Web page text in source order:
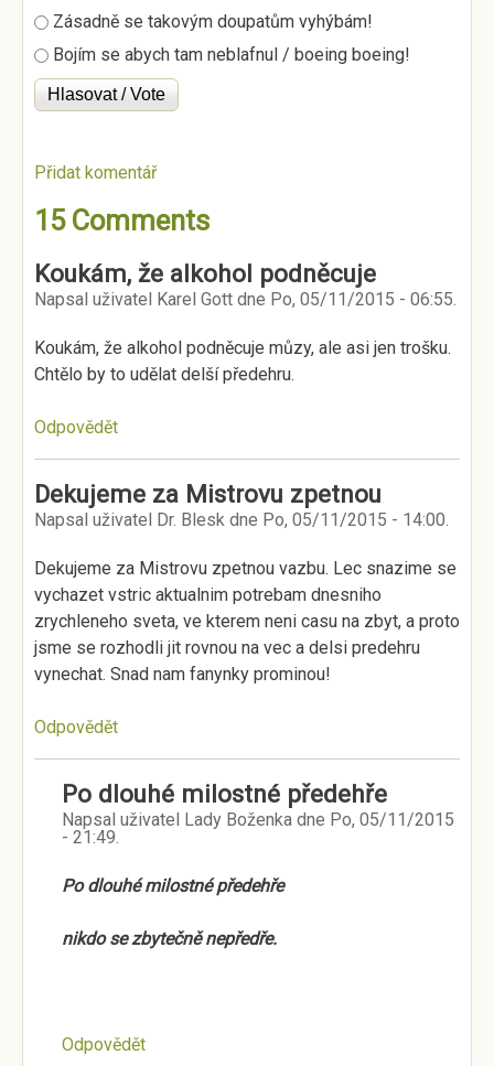
Zásadně se takovým doupatům vyhýbám!
Bojím se abych tam neblafnul / boeing boeing!
Přidat komentář
15 Comments
Koukám, že alkohol podněcuje
Napsal uživatel Karel Gott dne Po, 05/11/2015 - 06:55.
Koukám, že alkohol podněcuje můzy, ale asi jen trošku.
Chtělo by to udělat delší předehru.
Odpovědět
Dekujeme za Mistrovu zpetnou
Napsal uživatel Dr. Blesk dne Po, 05/11/2015 - 14:00.
Dekujeme za Mistrovu zpetnou vazbu. Lec snazime se
vychazet vstric aktualnim potrebam dnesniho
zrychleneho sveta, ve kterem neni casu na zbyt, a proto
jsme se rozhodli jit rovnou na vec a delsi predehru
vynechat. Snad nam fanynky prominou!
Odpovědět
Po dlouhé milostné předehře
Napsal uživatel Lady Boženka dne Po, 05/11/2015
- 21:49.
Po dlouhé milostné předehře
nikdo se zbytečně nepředře.
Odpovědět